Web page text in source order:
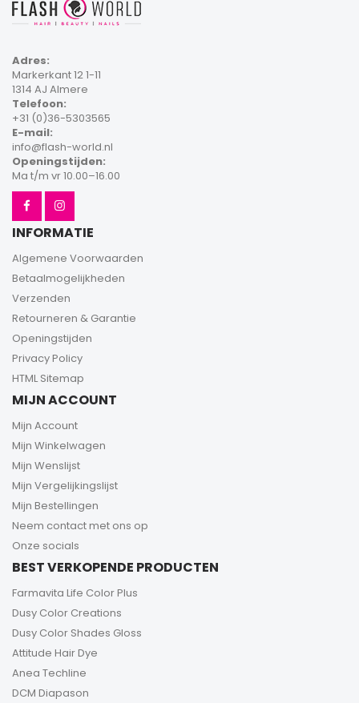
Adres:
Markerkant 12 1-11
1314 AJ Almere
Telefoon:
+31 (0)36-5303565
E-mail:
info@flash-world.nl
Openingstijden:
Ma t/m vr 10.00–16.00
INFORMATIE
Algemene Voorwaarden
Betaalmogelijkheden
Verzenden
Retourneren & Garantie
Openingstijden
Privacy Policy
HTML Sitemap
MIJN ACCOUNT
Mijn Account
Mijn Winkelwagen
Mijn Wenslijst
Mijn Vergelijkingslijst
Mijn Bestellingen
Neem contact met ons op
Onze socials
BEST VERKOPENDE PRODUCTEN
Farmavita Life Color Plus
Dusy Color Creations
Dusy Color Shades Gloss
Attitude Hair Dye
Anea Techline
DCM Diapason